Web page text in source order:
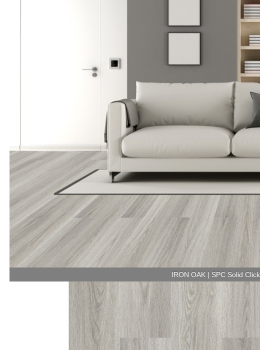
IRON OAK | SPC Solid